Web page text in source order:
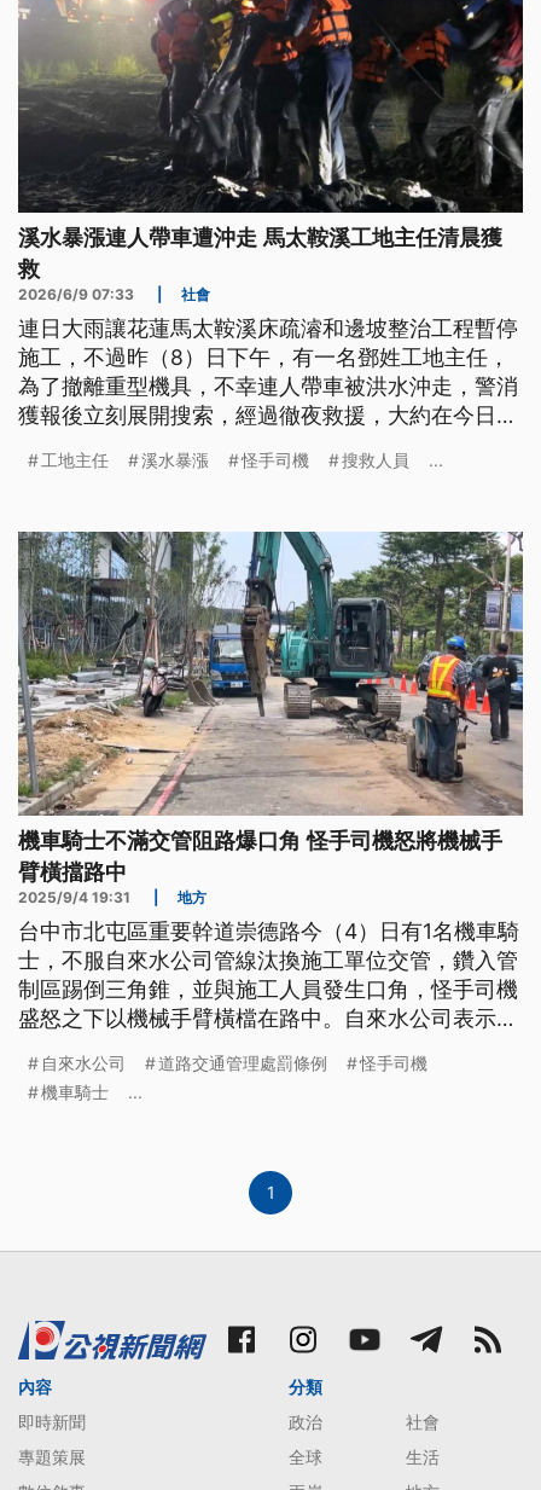
溪水暴漲連人帶車遭沖走 馬太鞍溪工地主任清晨獲
救
2026/6/9 07:33 社會
連日大雨讓花蓮馬太鞍溪床疏濬和邊坡整治工程暫停
施工，不過昨（8）日下午，有一名鄧姓工地主任，
為了撤離重型機具，不幸連人帶車被洪水沖走，警消
獲報後立刻展開搜索，經過徹夜救援，大約在今日清
岸、送醫治療。
工地主任 溪水暴漲 怪手司機 搜救人員 ...
機車騎士不滿交管阻路爆口角 怪手司機怒將機械手
臂橫擋路中
2025/9/4 19:31 地方
台中市北屯區重要幹道崇德路今（4）日有1名機車騎
士，不服自來水公司管線汰換施工單位交管，鑽入管
制區踢倒三角錐，並與施工人員發生口角，怪手司機
盛怒之下以機械手臂橫檔在路中。自來水公司表示將
自來水公司 道路交通管理處罰條例
怪手司機
機車騎士
...
1
內容
即時新聞
專題策展
分類
政治
社會
全球
生活